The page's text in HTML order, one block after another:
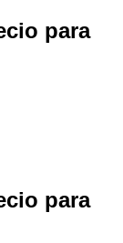
para
para